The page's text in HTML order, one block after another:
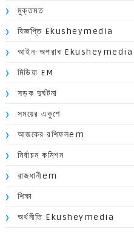
মুক্তমত
বিজ্ঞপ্তি Ekusheymedia
আইন-অপরাধ Ekusheymedia
মিডিয়া EM
সড়ক দুর্ঘটনা
সময়ের একুশে
আজকের রশিফলem
নির্বাচন কমিশন
রাজধানীem
শিক্ষা
অর্থনীতি Ekusheymedia